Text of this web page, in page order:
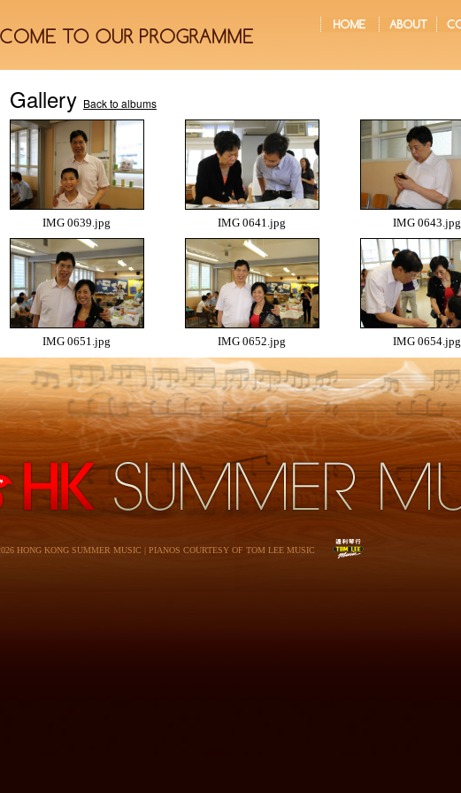
Gallery Back to albums
IMG 0639.jpg IMG 0641.jpg IMG 0643.jpg
IMG 0651.jpg IMG 0652.jpg IMG 0654.jpg
HONG KONG SUMMER MUSIC | PIANOS COURTESY OF TOM LEE MUSIC